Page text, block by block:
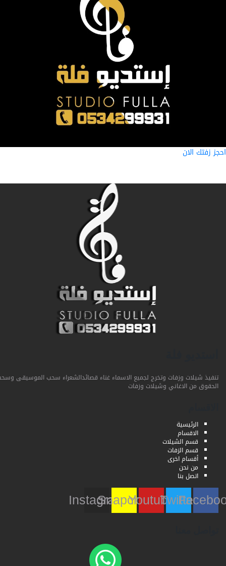
زفتك الان
تنفيذ شيلات وزفات وتخرج لجميع الاسماء غناء قصائدالشعراء سحب الموسيقى وسحب
الحقوق من الاغاني وشيلات وزفات
الرئيسية
الاقسام
قسم الشيلات
قسم الزفات
أقسام اخرى
من نحن
اتصل بنا
Twitter
Youtube
Snapchat
Instagram